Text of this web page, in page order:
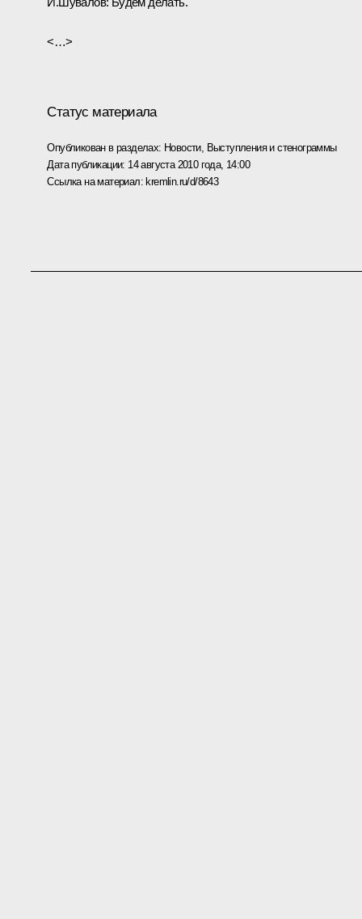
<…>
Статус материала
Опубликован в разделах: Новости, Выступления и стенограммы
Дата публикации: 14 августа 2010 года, 14:00
Ссылка на материал: kremlin.ru/d/8643